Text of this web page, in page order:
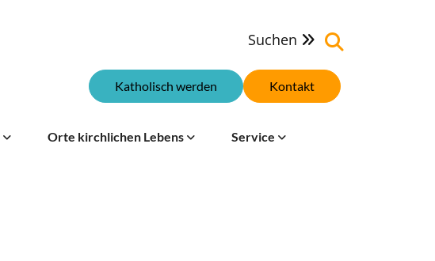
Suchen 
Kontakt
Katholisch werden
Orte kirchlichen Lebens Service